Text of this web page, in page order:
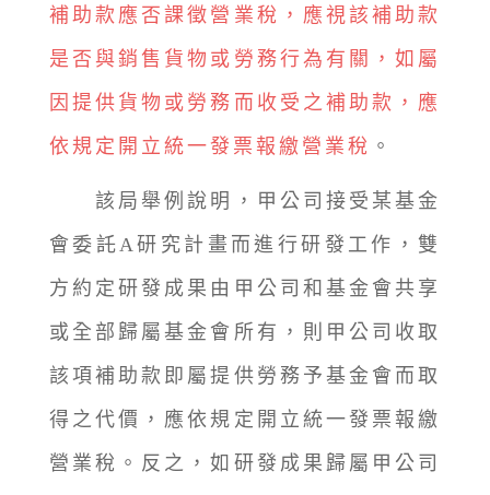
補助款應否課徵營業稅，應視該補助款
是否與銷售貨物或勞務行為有關，如屬
因提供貨物或勞務而收受之補助款，應
依規定開立統一發票報繳營業稅 。
該局舉例說明，甲公司接受某基金
會委託A研究計畫而進行研發工作，雙
方約定研發成果由甲公司和基金會共享
或全部歸屬基金會所有，則甲公司收取
該項補助款即屬提供勞務予基金會而取
得之代價，應依規定開立統一發票報繳
營業稅。反之，如研發成果歸屬甲公司